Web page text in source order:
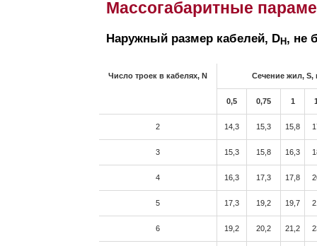
Массогабаритные
Наружный размер кабелей, DH , не
Число троек в кабелях, N Cечение жил, S,
0,5 0,75 1
2 14,3 15,3 15,8
3 15,3 15,8 16,3
4 16,3 17,3 17,8
5 17,3 19,2 19,7
6 19,2 20,2 21,2